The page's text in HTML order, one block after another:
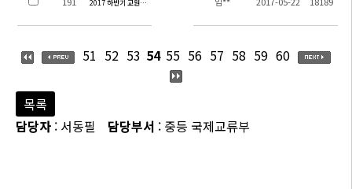
2017 하반기 교원선발 공고(2차 접수기간 연장)
51 52 53 54 55 56 57 58 59 60
목록
담당자 : 서동필 담당부서 : 중등 국제교류부